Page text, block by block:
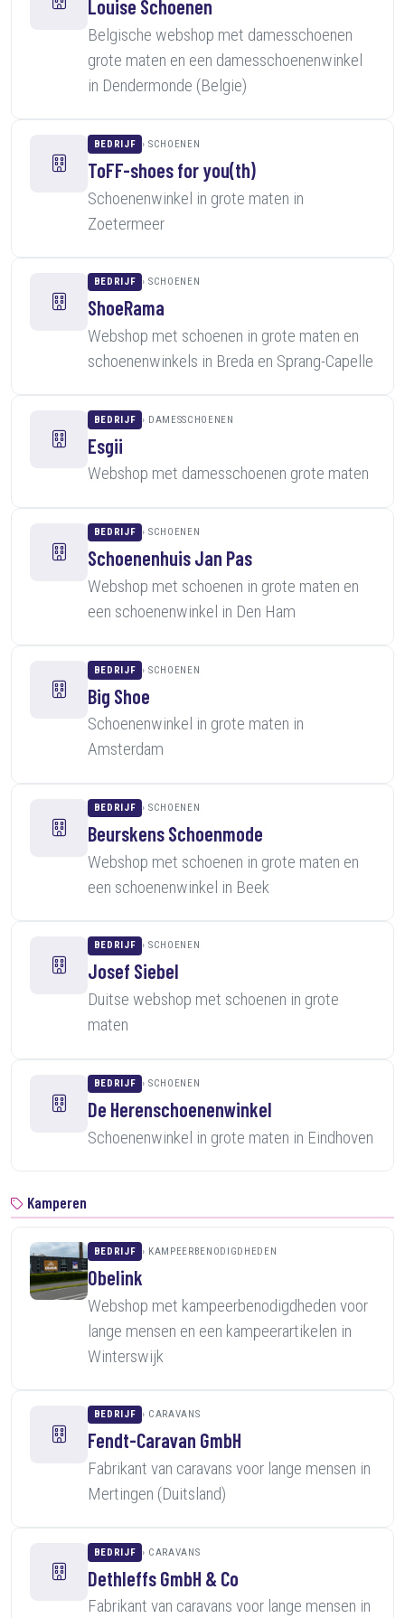
Louise Schoenen
Belgische webshop met damesschoenen
grote maten en een damesschoenenwinkel
in Dendermonde (Belgie)
BEDRIJF SCHOENEN
ToFF-shoes for you(th)
Schoenenwinkel in grote maten in
Zoetermeer
BEDRIJF SCHOENEN
ShoeRama
Webshop met schoenen in grote maten en
schoenenwinkels in Breda en Sprang-Capelle
BEDRIJF DAMESSCHOENEN
Esgii
Webshop met damesschoenen grote maten
BEDRIJF SCHOENEN
Schoenenhuis Jan Pas
Webshop met schoenen in grote maten en
een schoenenwinkel in Den Ham
BEDRIJF SCHOENEN
Big Shoe
Schoenenwinkel in grote maten in
Amsterdam
BEDRIJF SCHOENEN
Beurskens Schoenmode
Webshop met schoenen in grote maten en
een schoenenwinkel in Beek
BEDRIJF SCHOENEN
Josef Siebel
Duitse webshop met schoenen in grote
maten
BEDRIJF SCHOENEN
De Herenschoenenwinkel
Schoenenwinkel in grote maten in Eindhoven
Kamperen
BEDRIJF KAMPEERBENODIGDHEDEN
Obelink
Webshop met kampeerbenodigdheden voor
lange mensen en een kampeerartikelen in
Winterswijk
BEDRIJF CARAVANS
Fendt-Caravan GmbH
Fabrikant van caravans voor lange mensen in
Mertingen (Duitsland)
BEDRIJF CARAVANS
Dethleffs GmbH & Co
Fabrikant van caravans voor lange mensen in